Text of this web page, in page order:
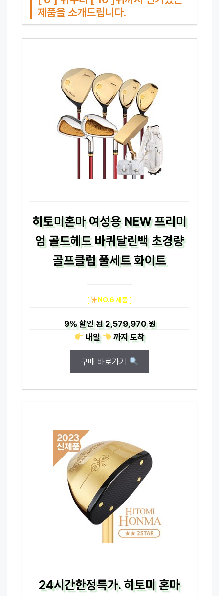
제품을 소개드립니다.
히토미혼마 여성용 NEW 프리미
엄 골드헤드 바퀴달린백 초경량
골프클럽 풀세트 화이트
[ NO.6 제품 ]
9%할인 된2,579,970 원
내일
까지도착
구매 바로가기
24시간한정특가. 히토미 혼마